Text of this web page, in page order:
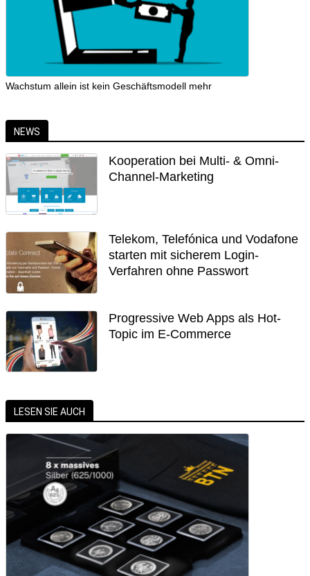
Wachstum allein ist kein Geschäftsmodell mehr
NEWS
Kooperation bei Multi- & Omni-
Channel-Marketing
Telekom, Telefónica und Vodafone
starten mit sicherem Login-
Verfahren ohne Passwort
Progressive Web Apps als Hot-
Topic im E-Commerce
LESEN SIE AUCH